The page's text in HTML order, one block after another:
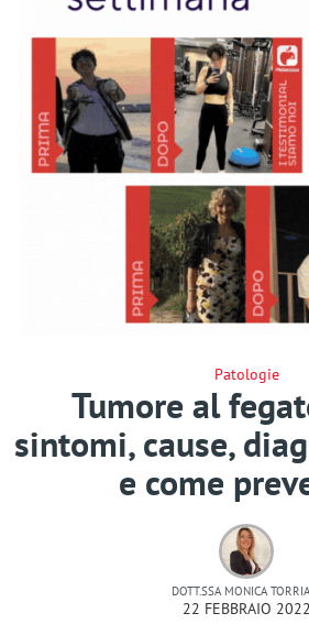
Patologie
Tumore al
sintomi, cause,
e come
DOTT.SSA MONICA
22 FEBBRAIO 2022